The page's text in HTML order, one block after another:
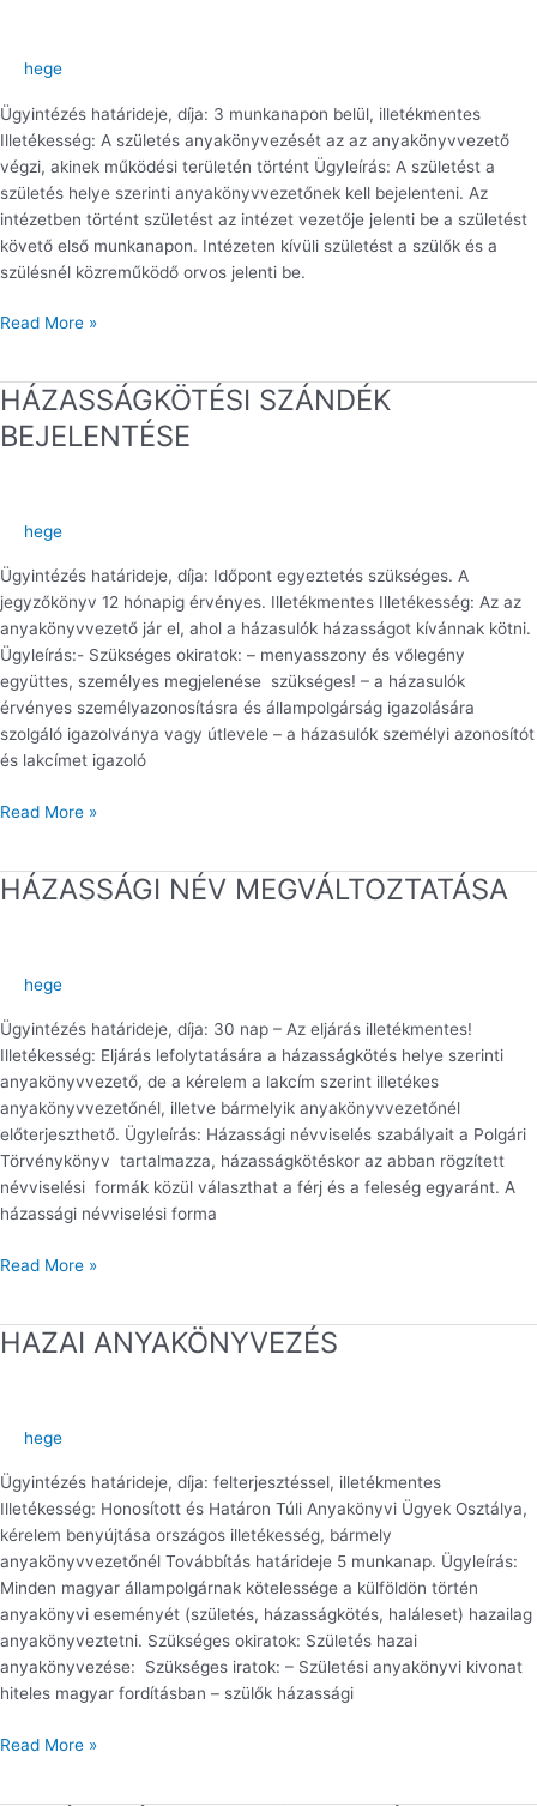
hege
Ügyintézés határideje, díja: 3 munkanapon belül, illetékmentes
Illetékesség: A születés anyakönyvezését az az anyakönyvvezető
végzi, akinek működési területén történt Ügyleírás: A születést a
születés helye szerinti anyakönyvvezetőnek kell bejelenteni. Az
intézetben történt születést az intézet vezetője jelenti be a születést
követő első munkanapon. Intézeten kívüli születést a szülők és a
szülésnél közreműködő orvos jelenti be.
Read More »
HÁZASSÁGKÖTÉSI SZÁNDÉK
BEJELENTÉSE
hege
Ügyintézés határideje, díja: Időpont egyeztetés szükséges. A
jegyzőkönyv 12 hónapig érvényes. Illetékmentes Illetékesség: Az az
anyakönyvvezető jár el, ahol a házasulók házasságot kívánnak kötni.
Ügyleírás:- Szükséges okiratok: – menyasszony és vőlegény
együttes, személyes megjelenése szükséges! – a házasulók
érvényes személyazonosításra és állampolgárság igazolására
szolgáló igazolványa vagy útlevele – a házasulók személyi azonosítót
és lakcímet igazoló
HÁZASSÁGKÖTÉSI
SZÁNDÉK
BEJELENTÉSE
Read More »
HÁZASSÁGI NÉV MEGVÁLTOZTATÁSA
hege
Ügyintézés határideje, díja: 30 nap – Az eljárás illetékmentes!
Illetékesség: Eljárás lefolytatására a házasságkötés helye szerinti
anyakönyvvezető, de a kérelem a lakcím szerint illetékes
anyakönyvvezetőnél, illetve bármelyik anyakönyvvezetőnél
előterjeszthető. Ügyleírás: Házassági névviselés szabályait a Polgári
Törvénykönyv tartalmazza, házasságkötéskor az abban rögzített
névviselési formák közül választhat a férj és a feleség egyaránt. A
házassági névviselési forma
HÁZASSÁGI
Read More »
HAZAI ANYAKÖNYVEZÉS
hege
Ügyintézés határideje, díja: felterjesztéssel, illetékmentes
Illetékesség: Honosított és Határon Túli Anyakönyvi Ügyek Osztálya,
kérelem benyújtása országos illetékesség, bármely
anyakönyvvezetőnél Továbbítás határideje 5 munkanap. Ügyleírás:
Minden magyar állampolgárnak kötelessége a külföldön történ
anyakönyvi eseményét (születés, házasságkötés, haláleset) hazailag
anyakönyveztetni. Szükséges okiratok: Születés hazai
anyakönyvezése: Szükséges iratok: – Születési anyakönyvi kivonat
hiteles magyar fordításban – szülők házassági
HAZAI
Read More »